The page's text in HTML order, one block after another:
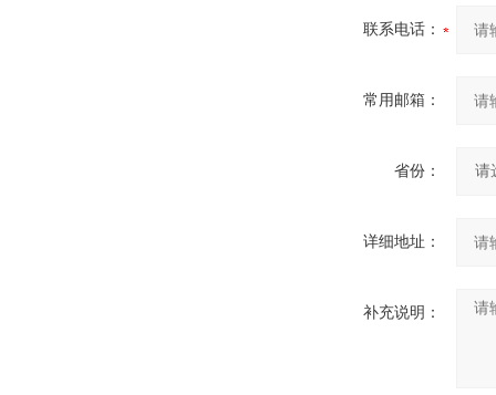
联系电话：
常用邮箱：
省份：
详细地址：
补充说明：